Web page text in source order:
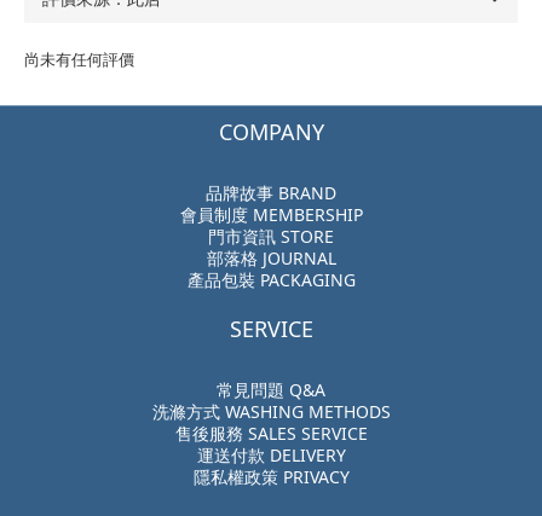
尚未有任何評價
COMPANY
品牌故事 BRAND
會員制度 MEMBERSHIP
門市資訊 STORE
部落格 JOURNAL
產品包裝 PACKAGING
SERVICE
常見問題 Q&A
洗滌方式 WASHING METHODS
售後服務 SALES SERVICE
運送付款 DELIVERY
隱私權政策 PRIVACY